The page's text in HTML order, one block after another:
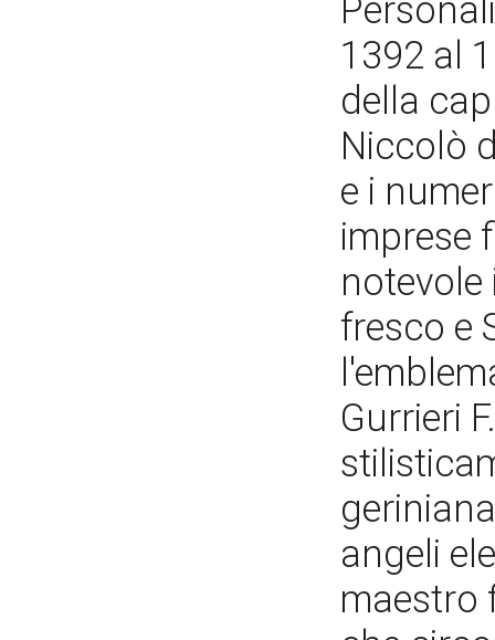
1392 al
della
Niccolò
e i
imprese
fresco e
Gurrieri
angeli
maestro